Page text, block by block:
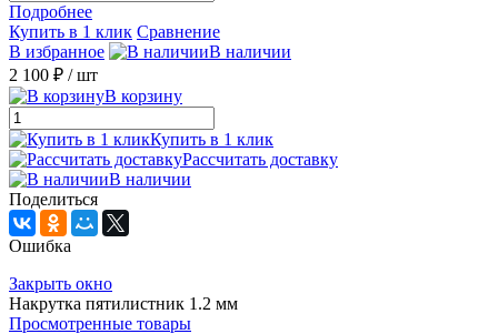
Подробнее
Купить в 1 клик Сравнение
В избранное
В наличии
2 100 ₽ / шт
В корзину
Купить в 1 клик
Рассчитать доставку
В наличии
Поделиться
Ошибка
Закрыть окно
Накрутка пятилистник 1.2 мм
Просмотренные товары